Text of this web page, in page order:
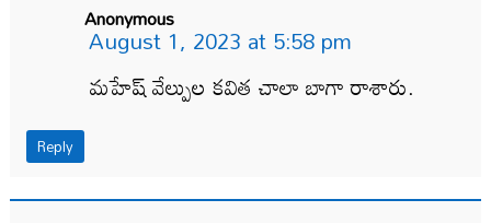
Anonymous
August 1, 2023 at 5:58 pm
మహేష్ వేల్పుల కవిత చాలా బాగా రాశారు.
Reply